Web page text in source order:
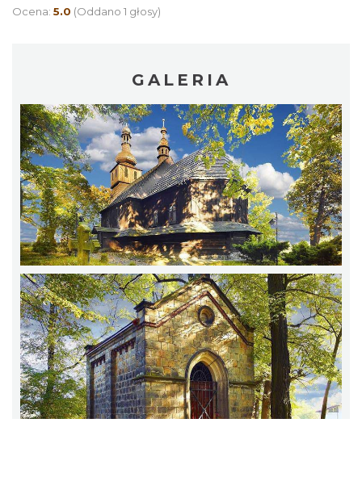
Ocena: 5.0 (Oddano 1 głosy)
GALERIA